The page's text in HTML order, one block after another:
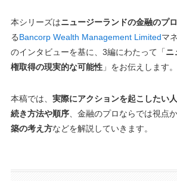
本シリーズはニュージーランドの金融のプ
るBancorp Wealth Management Limitedマ
のインタビューを基に、3編にわたって「ニ
権取得の現実的な可能性」をお伝えします。
本稿では、 実際にアクションを起こしたい人
続き方法や順序、金融のプロならでは視点
築の考え方などを解説していきます。